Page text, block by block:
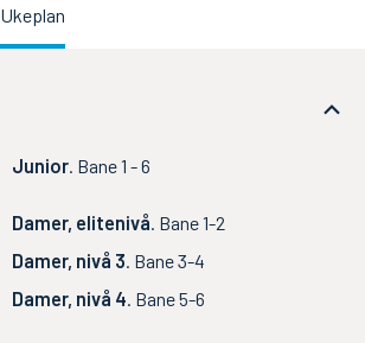
Ukeplan
Junior. Bane 1 - 6
Damer, elitenivå. Bane 1-2
Damer, nivå 3. Bane 3-4
Damer, nivå 4. Bane 5-6